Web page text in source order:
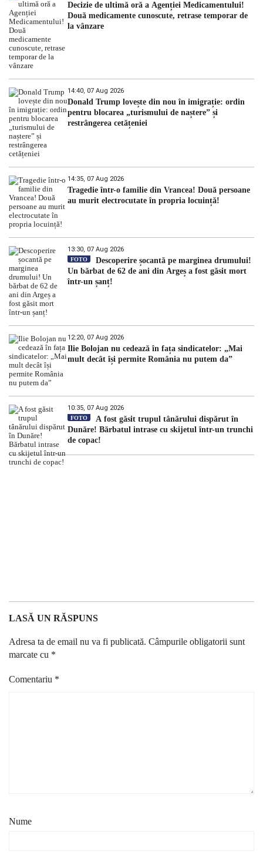
Decizie de ultimă oră a Agenției Medicamentului!
Două medicamente cunoscute, retrase temporar de
la vânzare
14:40, 07 Aug 2026
Donald Trump lovește din nou în imigrație: ordin
pentru blocarea „turismului de naștere” și
restrângerea cetățeniei
14:35, 07 Aug 2026
Tragedie într-o familie din Vrancea! Două persoane
au murit electrocutate în propria locuință!
13:30, 07 Aug 2026
FOTO
Descoperire șocantă pe marginea drumului!
Un bărbat de 62 de ani din Argeș a fost găsit mort
într-un șanț!
12:20, 07 Aug 2026
Ilie Bolojan nu cedează în fața sindicatelor: „Mai
mult decât își permite România nu putem da”
10:35, 07 Aug 2026
FOTO
A fost găsit trupul tânărului dispărut în
Dunăre! Bărbatul intrase cu skijetul într-un trunchi
de copac!
LASĂ UN RĂSPUNS
Adresa ta de email nu va fi publicată. Câmpurile obligatorii sunt
marcate cu *
Comentariu *
Nume